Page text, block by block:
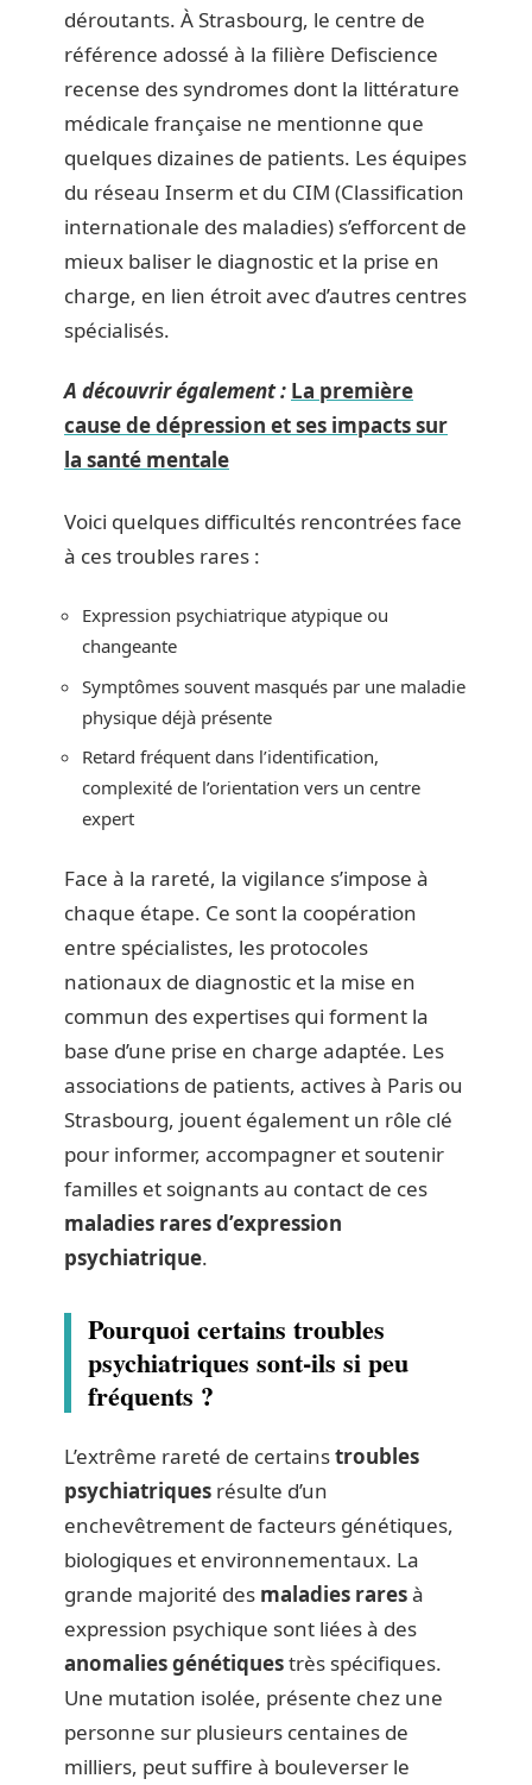
déroutants. À Strasbourg, le centre de
référence adossé à la filière Defiscience
recense des syndromes dont la littérature
médicale française ne mentionne que
quelques dizaines de patients. Les équipes
du réseau Inserm et du CIM (Classification
internationale des maladies) s’efforcent de
mieux baliser le diagnostic et la prise en
charge, en lien étroit avec d’autres centres
spécialisés.
A découvrir également : La première
cause de dépression et ses impacts sur
la santé mentale
Voici quelques difficultés rencontrées face
à ces troubles rares :
Expression psychiatrique atypique ou
changeante
Symptômes souvent masqués par une maladie
physique déjà présente
Retard fréquent dans l’identification,
complexité de l’orientation vers un centre
expert
Face à la rareté, la vigilance s’impose à
chaque étape. Ce sont la coopération
entre spécialistes, les protocoles
nationaux de diagnostic et la mise en
commun des expertises qui forment la
base d’une prise en charge adaptée. Les
associations de patients, actives à Paris ou
Strasbourg, jouent également un rôle clé
pour informer, accompagner et soutenir
familles et soignants au contact de ces
maladies rares d’expression
psychiatrique.
Pourquoi certains troubles
psychiatriques sont-ils si peu
fréquents ?
L’extrême rareté de certainstroubles
psychiatriques résulte d’un
enchevêtrement de facteurs génétiques,
biologiques et environnementaux. La
grande majorité des maladies raresà
expression psychique sont liées à des
anomalies génétiquestrès spécifiques.
Une mutation isolée, présente chez une
personne sur plusieurs centaines de
milliers, peut suffire à bouleverser le